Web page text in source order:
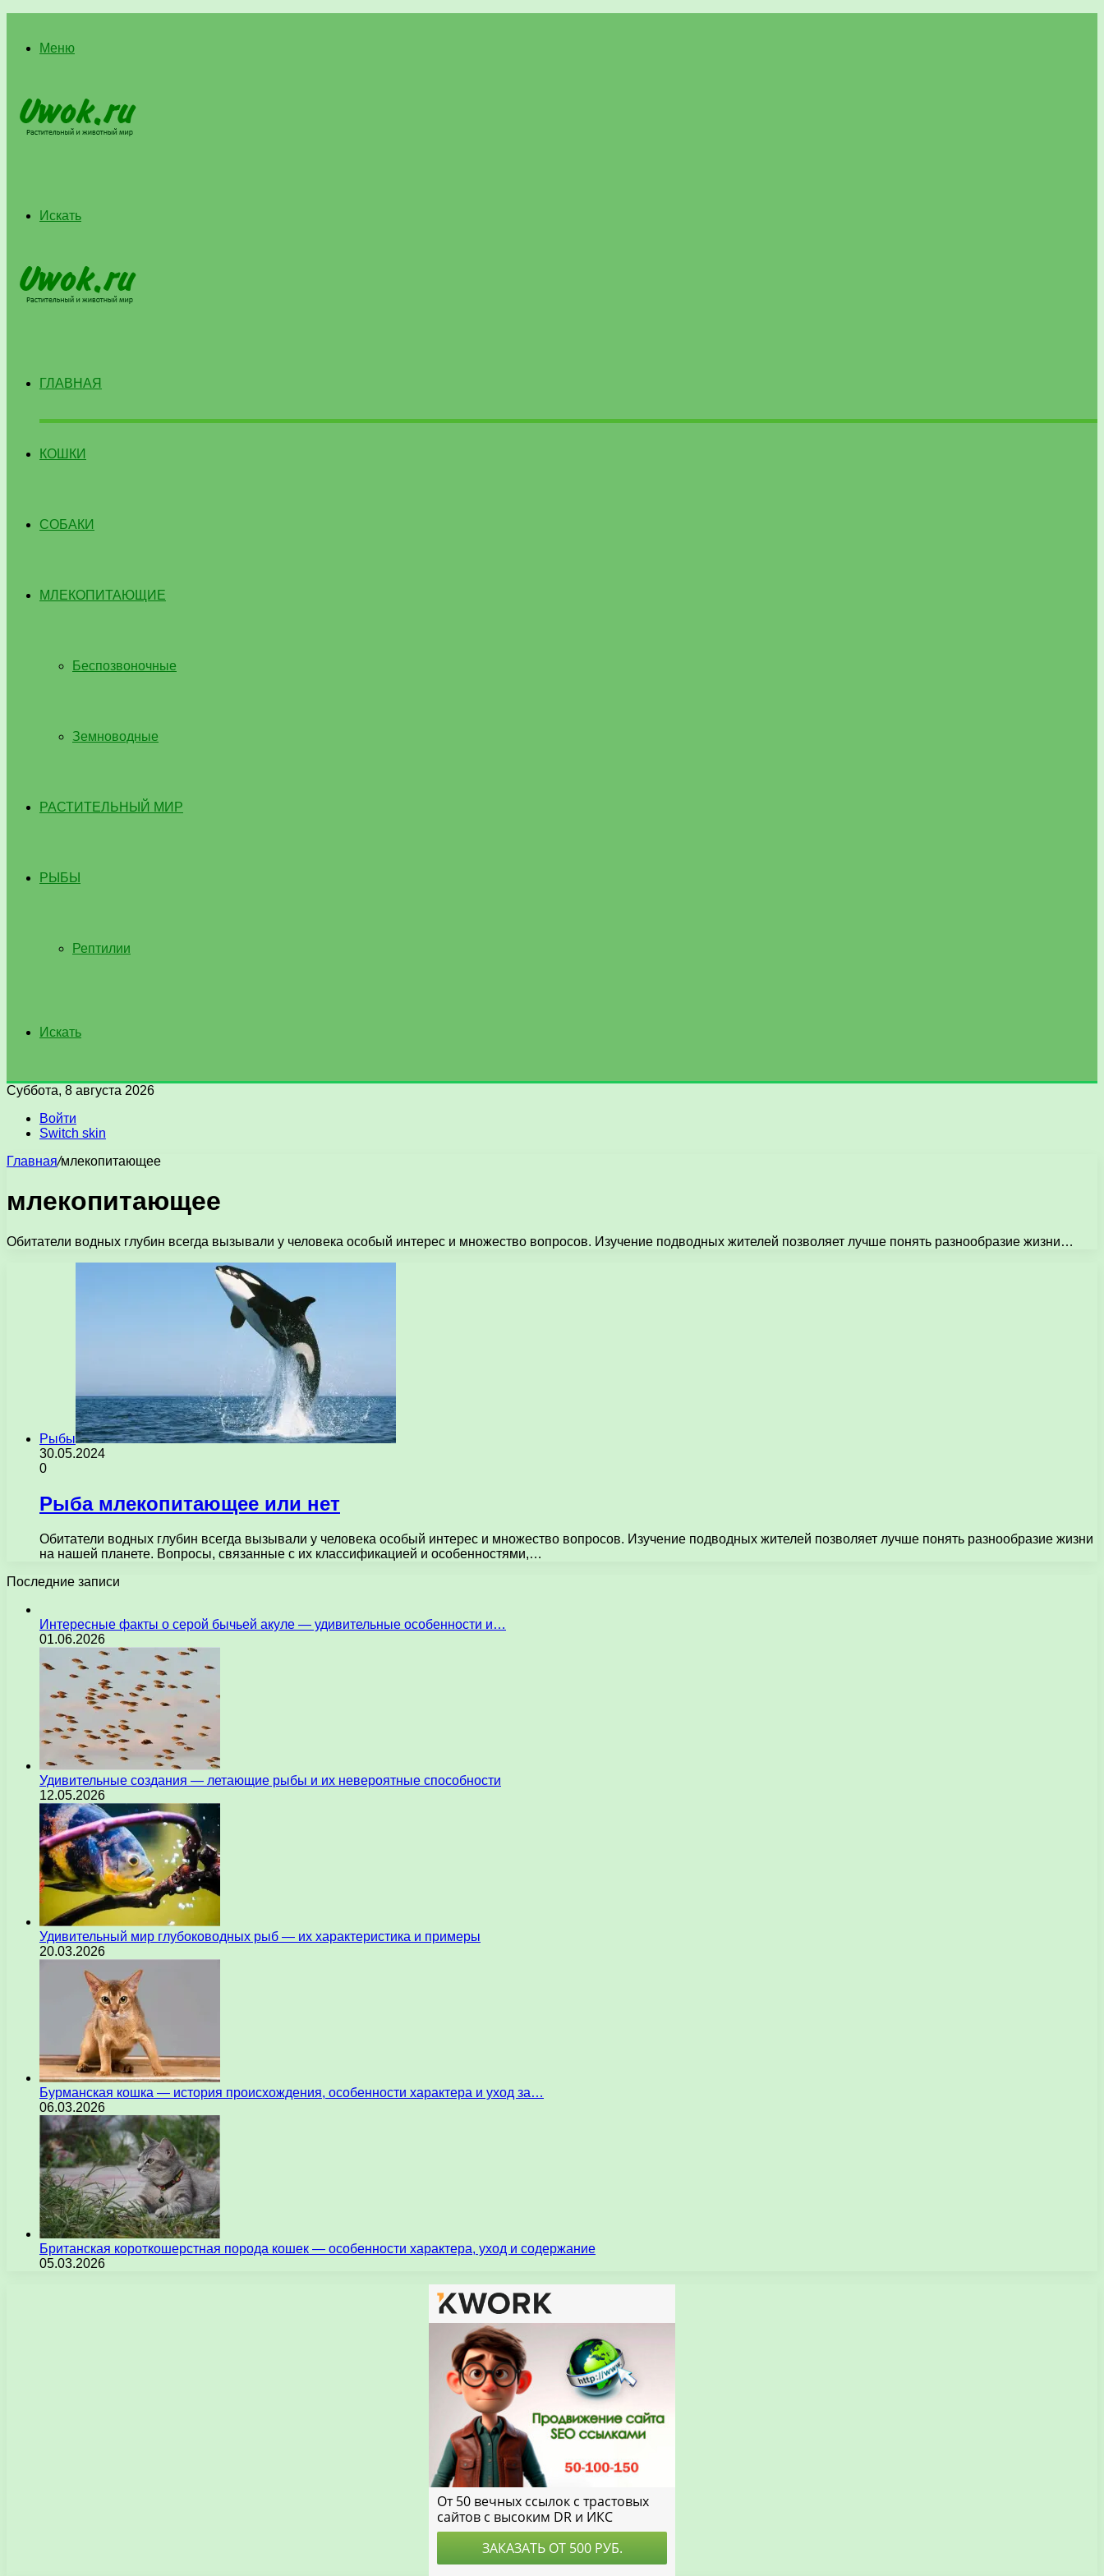
Меню
Искать
ГЛАВНАЯ
КОШКИ
СОБАКИ
МЛЕКОПИТАЮЩИЕ
Беспозвоночные
Земноводные
РАСТИТЕЛЬНЫЙ МИР
РЫБЫ
Рептилии
Искать
Суббота, 8 августа 2026
Войти
Switch skin
Главная/млекопитающее
млекопитающее
Обитатели водных глубин всегда вызывали у человека особый интерес и множество вопросов. Изучение подводных жителей позволяет лучше понять разнообразие жизни…
Рыбы
30.05.2024
0
Рыба млекопитающее или нет
Обитатели водных глубин всегда вызывали у человека особый интерес и множество вопросов. Изучение подводных жителей позволяет лучше понять разнообразие жизни
на нашей планете. Вопросы, связанные с их классификацией и особенностями,…
Последние записи
Интересные факты о серой бычьей акуле — удивительные особенности и…
01.06.2026
Удивительные создания — летающие рыбы и их невероятные способности
12.05.2026
Удивительный мир глубоководных рыб — их характеристика и примеры
20.03.2026
Бурманская кошка — история происхождения, особенности характера и уход за…
06.03.2026
Британская короткошерстная порода кошек — особенности характера, уход и содержание
05.03.2026